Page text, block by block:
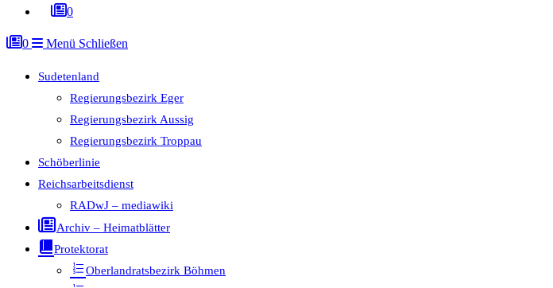
0
0 Menü Schließen
Sudetenland
Regierungsbezirk Eger
Regierungsbezirk Aussig
Regierungsbezirk Troppau
Schöberlinie
Reichsarbeitsdienst
RADwJ – mediawiki
Archiv – Heimatblätter
Protektorat
Oberlandratsbezirk Böhmen